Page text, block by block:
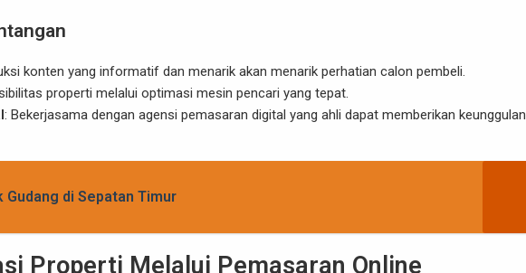
konten yang informatif dan menarik akan menarik perhatian calon pembeli.
properti melalui optimasi mesin pencari yang tepat.
: Bekerjasama dengan agensi pemasaran digital yang ahli dapat memberikan keunggulan
Gudang di Sepatan Timur
Properti Melalui Pemasaran Online